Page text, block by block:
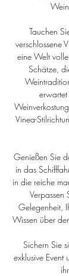
Tauchen
verschlossene
eine Welt
Schätze,
erwartet
Vinea-
Genießen Sie
in das
in die reiche
Verpassen
Gelegenheit,
Wissen über
Sichern Sie
exklusive